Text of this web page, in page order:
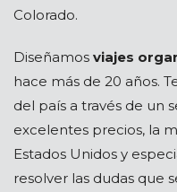
Colorado.
Diseñamos viajes
hace más de 20 años.
del país a través de un
excelentes precios, la
Estados Unidos y
resolver las dudas que